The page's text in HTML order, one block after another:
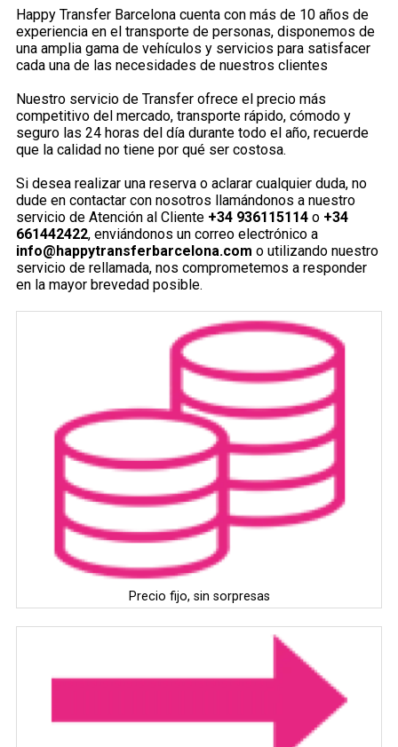
Happy Transfer Barcelona cuenta con más de 10 años de
experiencia en el transporte de personas, disponemos de
una amplia gama de vehículos y servicios para satisfacer
cada una de las necesidades de nuestros clientes
Nuestro servicio de Transfer ofrece el precio más
competitivo del mercado, transporte rápido, cómodo y
seguro las 24 horas del día durante todo el año, recuerde
que la calidad no tiene por qué ser costosa.
Si desea realizar una reserva o aclarar cualquier duda, no
dude en contactar con nosotros llamándonos a nuestro
servicio de Atención al Cliente +34 936115114o +34
661442422, enviándonos un correo electrónico a
info@happytransferbarcelona.com o utilizando nuestro
servicio de rellamada, nos comprometemos a responder
en la mayor brevedad posible.
Precio fijo, sin sorpresas